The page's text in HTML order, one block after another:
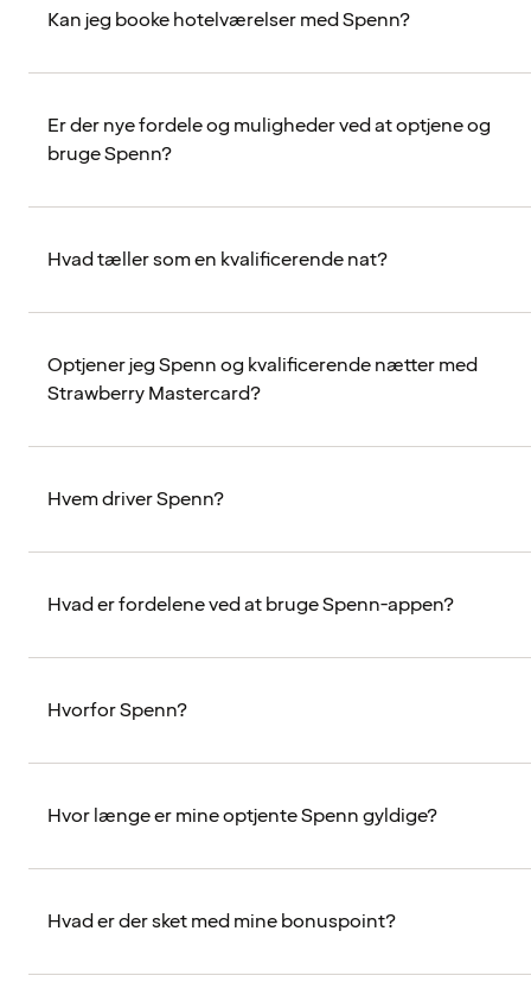
Kan jeg booke hotelværelser med Spenn?
Er der nye fordele og muligheder ved at optjene og
bruge Spenn?
Hvad tæller som en kvalificerende nat?
Optjener jeg Spenn og kvalificerende nætter med
Strawberry Mastercard?
Hvem driver Spenn?
Hvad er fordelene ved at bruge Spenn-appen?
Hvorfor Spenn?
Hvor længe er mine optjente Spenn gyldige?
Hvad er der sket med mine bonuspoint?